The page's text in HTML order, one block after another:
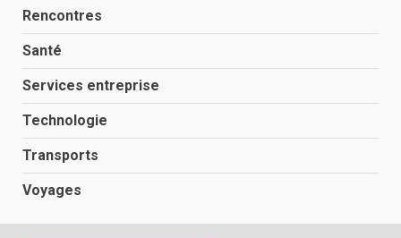
Rencontres
Santé
Services entreprise
Technologie
Transports
Voyages